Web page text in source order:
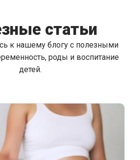
статьи
к нашему блогу с полезными
роды и воспитание
детей.